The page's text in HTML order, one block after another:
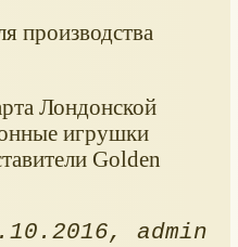
производства
Лондонской
игрушки
Golden
admin